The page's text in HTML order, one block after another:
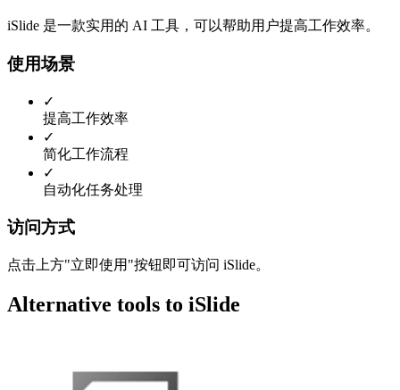
iSlide 是一款实用的 AI 工具，可以帮助用户提高工作效率。
使用场景
✓
提高工作效率
✓
简化工作流程
✓
自动化任务处理
访问方式
点击上方"立即使用"按钮即可访问 iSlide。
Alternative tools to iSlide